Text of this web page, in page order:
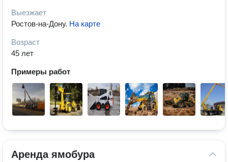
Выезжает
Ростов-на-Дону. На карте
Возраст
45 лет
Примеры работ
Аренда ямобура